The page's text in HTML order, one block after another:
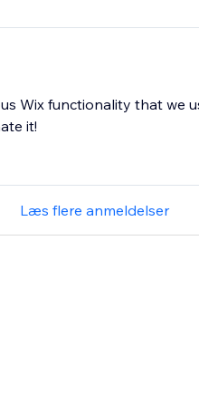
Wix functionality that we
it!
Læs flere anmeldelser